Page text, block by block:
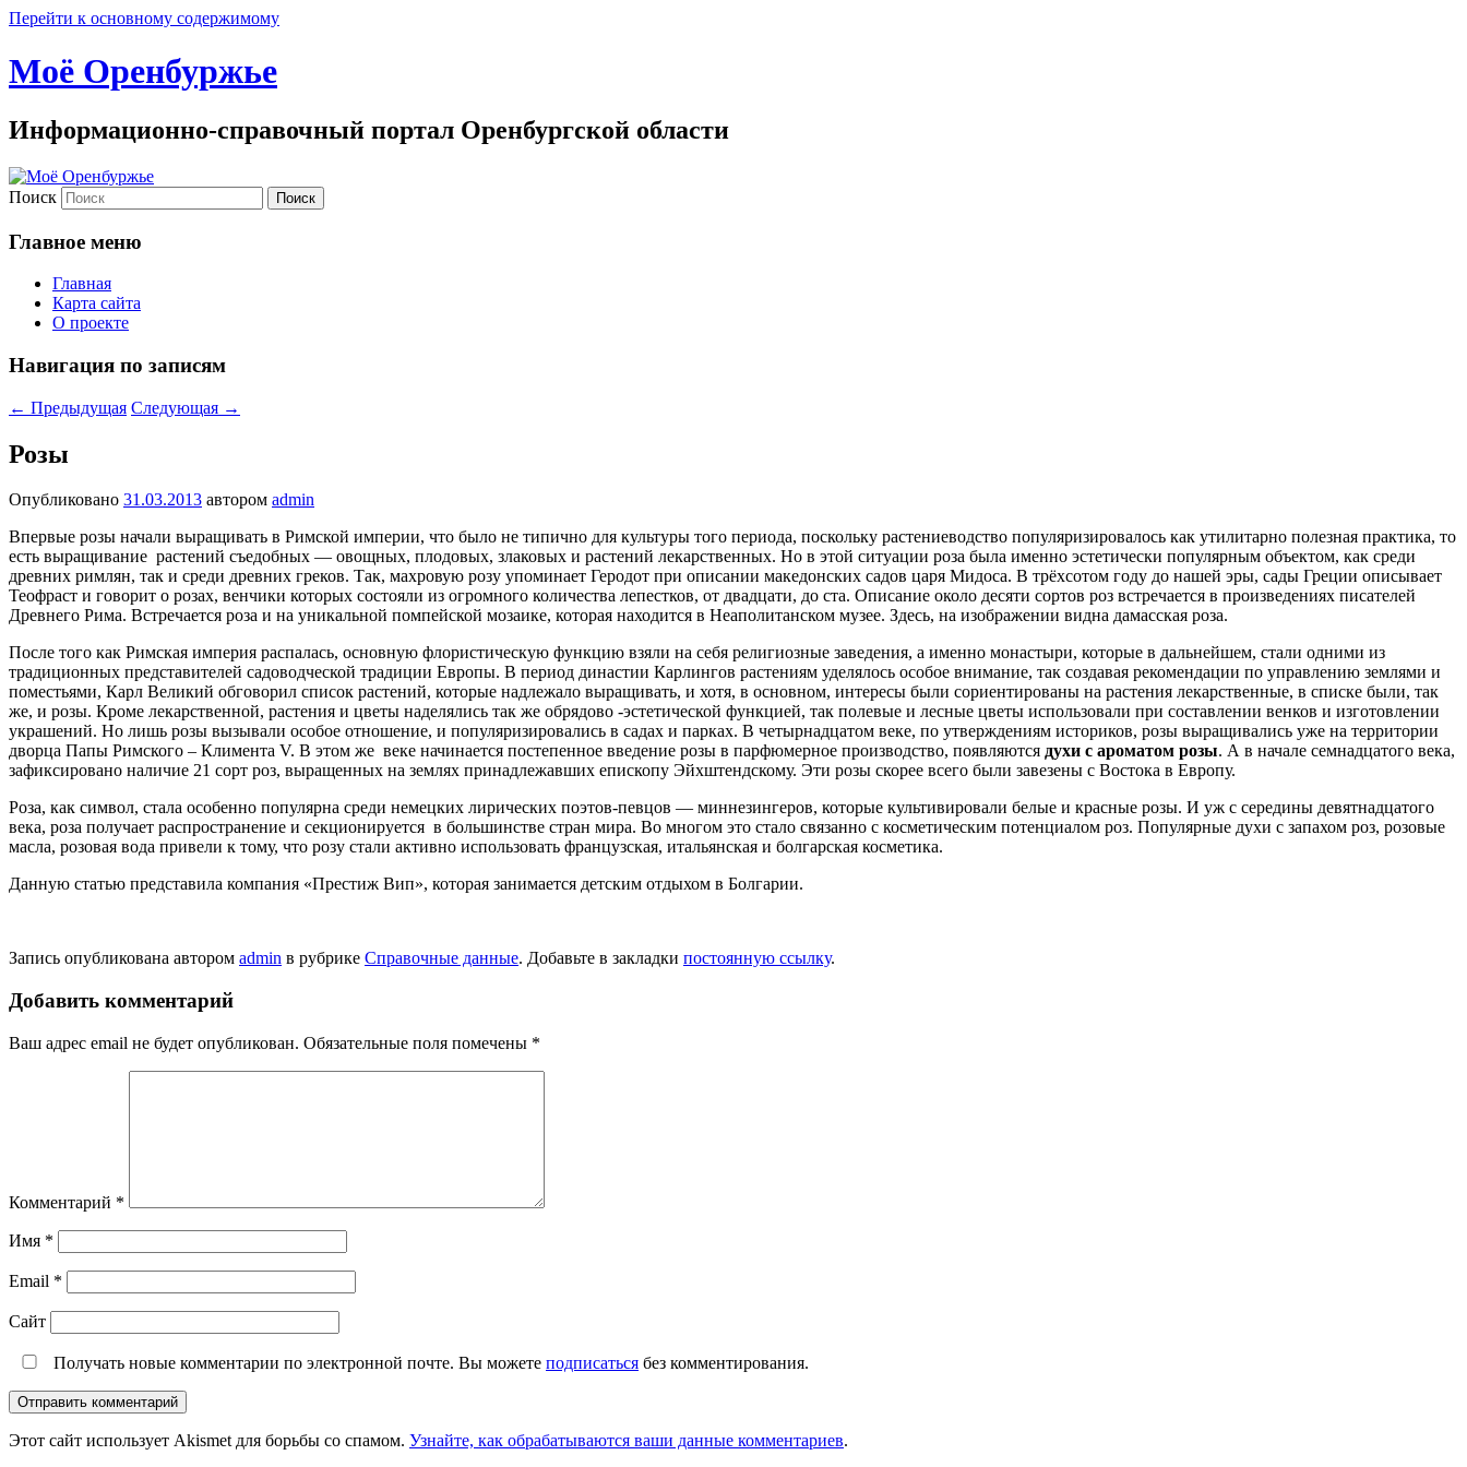
Перейти к основному содержимому
Моё Оренбуржье
Информационно-справочный портал Оренбургской области
Поиск
Главное меню
Главная
Карта сайта
О проекте
Навигация по записям
← Предыдущая Следующая →
Розы
Опубликовано 31.03.2013 автором admin
Впервые розы начали выращивать в Римской империи, что было не типично для культуры того периода, поскольку растениеводство популяризировалось как утилитарно полезная практика, то
есть выращивание растений съедобных — овощных, плодовых, злаковых и растений лекарственных. Но в этой ситуации роза была именно эстетически популярным объектом, как среди
древних римлян, так и среди древних греков. Так, махровую розу упоминает Геродот при описании македонских садов царя Мидоса. В трёхсотом году до нашей эры, сады Греции описывает
Теофраст и говорит о розах, венчики которых состояли из огромного количества лепестков, от двадцати, до ста. Описание около десяти сортов роз встречается в произведениях писателей
Древнего Рима. Встречается роза и на уникальной помпейской мозаике, которая находится в Неаполитанском музее. Здесь, на изображении видна дамасская роза.
После того как Римская империя распалась, основную флористическую функцию взяли на себя религиозные заведения, а именно монастыри, которые в дальнейшем, стали одними из
традиционных представителей садоводческой традиции Европы. В период династии Карлингов растениям уделялось особое внимание, так создавая рекомендации по управлению землями и
поместьями, Карл Великий обговорил список растений, которые надлежало выращивать, и хотя, в основном, интересы были сориентированы на растения лекарственные, в списке были, так
же, и розы. Кроме лекарственной, растения и цветы наделялись так же обрядово -эстетической функцией, так полевые и лесные цветы использовали при составлении венков и изготовлении
украшений. Но лишь розы вызывали особое отношение, и популяризировались в садах и парках. В четырнадцатом веке, по утверждениям историков, розы выращивались уже на территории
дворца Папы Римского – Климента V. В этом же веке начинается постепенное введение розы в парфюмерное производство, появляются духи с ароматом розы. А в начале семнадцатого века,
зафиксировано наличие 21 сорт роз, выращенных на землях принадлежавших епископу Эйхштендскому. Эти розы скорее всего были завезены с Востока в Европу.
Роза, как символ, стала особенно популярна среди немецких лирических поэтов-певцов — миннезингеров, которые культивировали белые и красные розы. И уж с середины девятнадцатого
века, роза получает распространение и секционируется в большинстве стран мира. Во многом это стало связанно с косметическим потенциалом роз. Популярные духи с запахом роз, розовые
масла, розовая вода привели к тому, что розу стали активно использовать французская, итальянская и болгарская косметика.
Данную статью представила компания «Престиж Вип», которая занимается детским отдыхом в Болгарии.
Запись опубликована автором admin в рубрике Справочные данные. Добавьте в закладки постоянную ссылку.
Добавить комментарий
Ваш адрес email не будет опубликован. Обязательные поля помечены *
Комментарий *
Имя *
Email *
Сайт
Получать новые комментарии по электронной почте. Вы можете подписаться без комментирования.
Этот сайт использует Akismet для борьбы со спамом. Узнайте, как обрабатываются ваши данные комментариев.